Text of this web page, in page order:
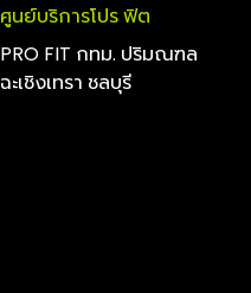
ศูนย์บริการโปร ฟิต
PRO FIT กทม. ปริมณฑล
ฉะเชิงเทรา ชลบุรี